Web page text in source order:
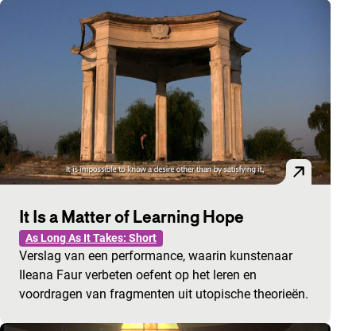
It Is a Matter of Learning Hope
As Long As It Takes: Short
Verslag van een performance, waarin kunstenaar
Ileana Faur verbeten oefent op het leren en
voordragen van fragmenten uit utopische theorieën.